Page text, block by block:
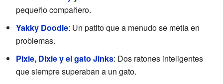
pequeño compañero.
Yakky Doodle: Un patito que a menudo se metía en
problemas.
Pixie, Dixie y el gato Jinks: Dos ratones inteligentes
que siempre superaban a un gato.